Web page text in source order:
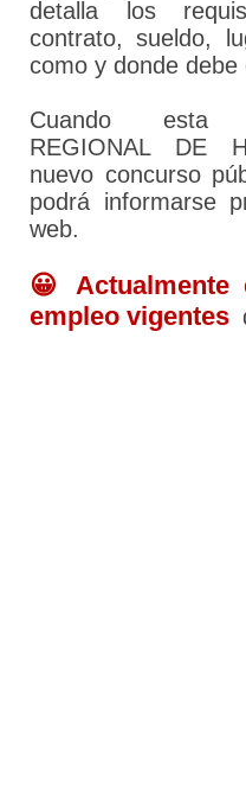
detalla los
contrato, sueldo,
como y donde debe
Cuando esta
REGIONAL DE
nuevo concurso
podrá informarse
web.
😀 Actualmente
empleo vigentes